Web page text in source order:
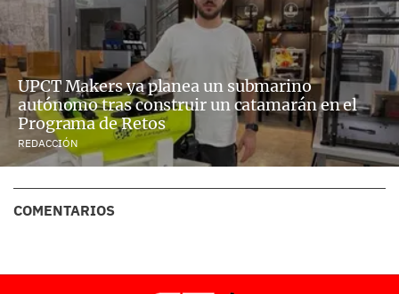
UPCT Makers ya planea un submarino
autónomo tras construir un catamarán en el
Programa de Retos
REDACCIÓN
COMENTARIOS